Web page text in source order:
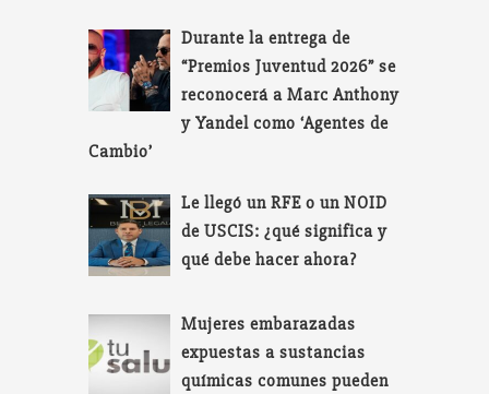
Durante la entrega de
“Premios Juventud 2026” se
reconocerá a Marc Anthony
y Yandel como ‘Agentes de
Cambio’
Le llegó un RFE o un NOID
de USCIS: ¿qué significa y
qué debe hacer ahora?
Mujeres embarazadas
expuestas a sustancias
químicas comunes pueden